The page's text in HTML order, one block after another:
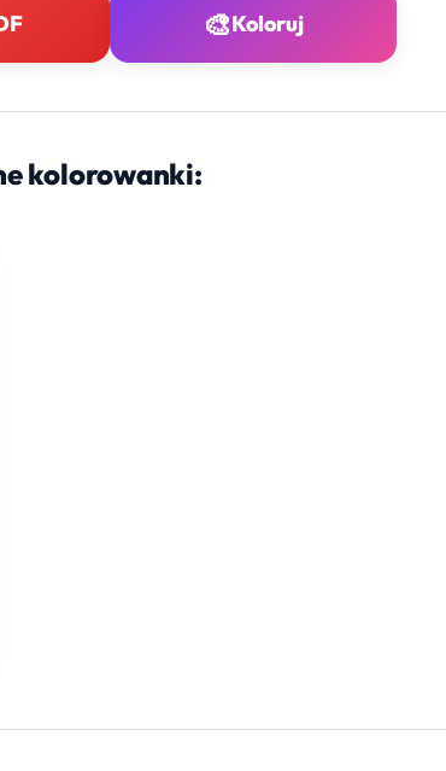
🎨Koloruj
kolorowanki: